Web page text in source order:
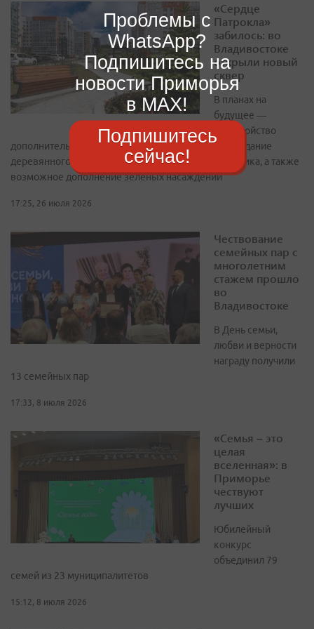
«Сердце
Патрокла»
забилось: во
Владивостоке
открыли новый
сквер
В планах на
будущее —
обустройство
дополнительной дорожки, ведущей к качелям, создание
деревянного настила-лавки вокруг круглого цветника, а также
возможное дополнение зеленых насаждений
17:25, 26 июля 2026
Чествование
семейных пар с
многолетним
стажем прошло
во
Владивостоке
В День семьи,
любви и верности
награду получили
13 семейных пар
17:33, 8 июля 2026
«Семья – это
целая
вселенная»: в
Приморье
чествуют
лучших
Юбилейный
конкурс
объединил 79
семей из 23 муниципалитетов
15:12, 8 июля 2026
Проблемы с
WhatsApp?
Подпишитесь на
новости Приморья
в MAX!
Подпишитесь
сейчас!